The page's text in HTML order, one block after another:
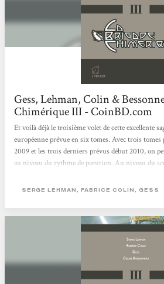
Gess, Lehman, Colin &
Chimérique III - CoinBD.com
Et voilà déjà le troisième volet de cette excellente
européenne prévue en six tomes. Avec trois
2009 et les trois derniers prévus début 2010, on
au niveau du rythme de parution. Au niveau du
tome-ci se concentre plus en profondeur sur le
SERGE LEHMAN, FABRICE COLIN, GESS